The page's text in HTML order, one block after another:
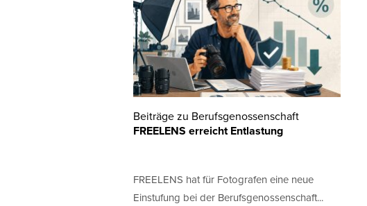
Beiträge zu Berufsgenossenschaft
FREELENS erreicht Entlastung
FREELENS hat für Fotografen eine neue
Einstufung bei der Berufsgenossenschaft...